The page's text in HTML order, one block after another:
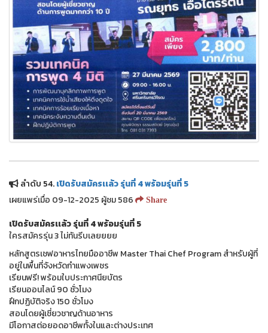
ลำดับ 54.เปิดรับสมัครเเล้ว รุ่นที่ 4 พร้อมรุ่นที่ 5
เผยแพร่เมื่อ 09-12-2025 ผู้ชม 586
Share
เปิดรับสมัครเเล้ว รุ่นที่ 4 พร้อมรุ่นที่ 5
ใครสมัครรุ่น 3 ไม่ทันรีบเลยยยย
หลักสูตรเชฟอาหารไทยมืออาชีพ Master Thai Chef Program สำหรับผู้ที่
อยู่ในพื้นที่จังหวัดกำแพงเพชร
เรียนฟรี! พร้อมใบประกาศนียบัตร
เรียนออนไลน์ 90 ชั่วโมง
ฝึกปฏิบัติจริง 150 ชั่วโมง
สอนโดยผู้เชี่ยวชาญด้านอาหาร
มีโอกาสต่อยอดอาชีพทั้งในและต่างประเทศ